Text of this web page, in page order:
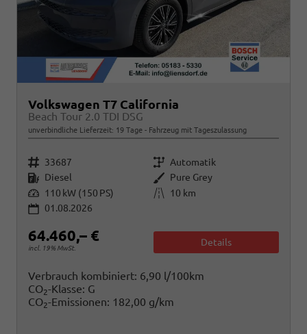
Volkswagen T7 California
Beach Tour 2.0 TDI DSG
unverbindliche Lieferzeit: 19 Tage Fahrzeug mit Tageszulassung
Fahrzeugnr. 33687 Getriebe Automatik
Kraftstoff Diesel Außenfarbe Pure Grey
Leistung 110 kW (150 PS) Kilometerstand
10 km
01.08.2026
64.460,– €
incl. 19% MwSt.
Details
Verbrauch kombiniert: 6,90 l/100km
CO2-Klasse: G
CO2-Emissionen: 182,00 g/km